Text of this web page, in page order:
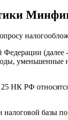
Федерации
уменьшенные
НК РФ
базы